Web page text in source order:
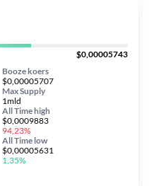
$0,00005743
Booze koers
$0,00005707
Max Supply
1mld
All Timehigh
$0,0009883
94,23%
All Time low
$0,00005631
1,35%